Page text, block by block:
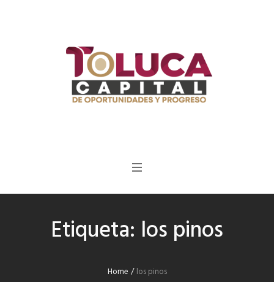
Etiqueta: los pinos
Home /los pinos